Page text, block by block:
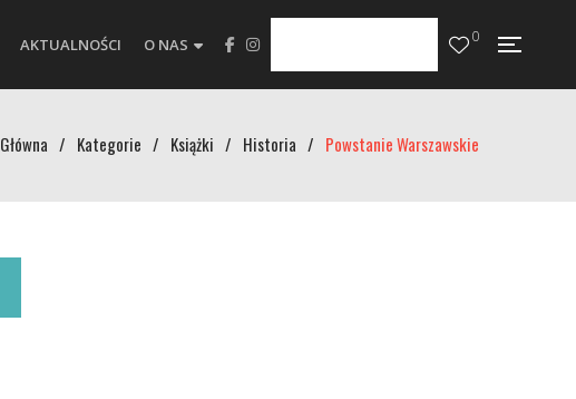
AKTUALNOŚCI O NAS 0
Główna / Kategorie / Książki / Historia / Powstanie Warszawskie